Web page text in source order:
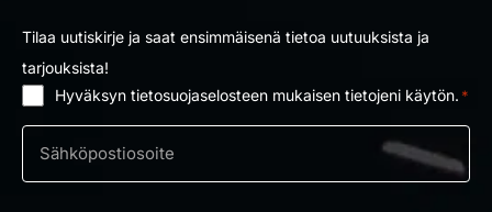
Tilaa uutiskirje ja saat ensimmäisenä tietoa uutuuksista ja
tarjouksista!
Hyväksyn tietosuojaselosteen mukaisen tietojeni käytön. *
Sähköposti